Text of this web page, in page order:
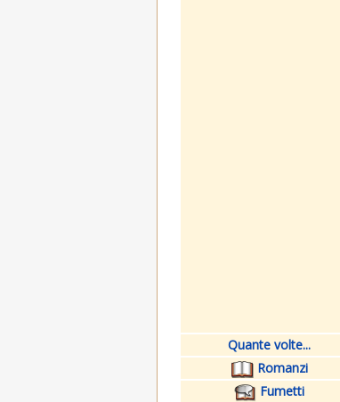
Quante volte...
Romanzi
Fumetti